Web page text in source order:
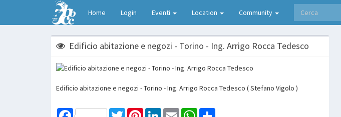
Home Login Eventi Location Community
Edificio abitazione e negozi - Torino - Ing. Arrigo Rocca Tedesco
Edificio abitazione e negozi - Torino - Ing. Arrigo Rocca Tedesco ( Stefano Vigolo )
Facebook TwitterPinterestLinkedInEmail WhatsApp